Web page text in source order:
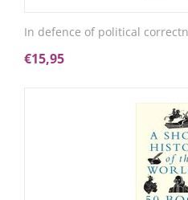
In defence of political
€15,95